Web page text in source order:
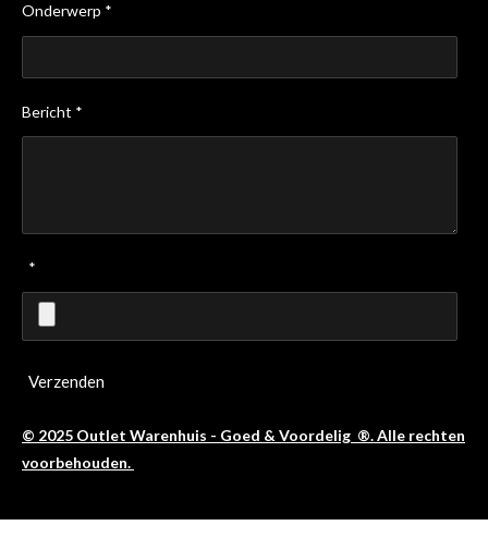
Onderwerp *
Bericht *
*
Verzenden
© 2025 Outlet Warenhuis - Goed & Voordelig ®. Alle rechten
voorbehouden.